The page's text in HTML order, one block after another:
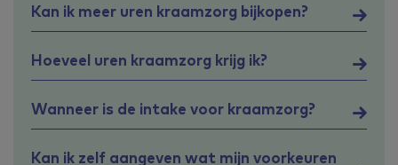
Kan ik meer uren kraamzorg bijkopen?
Hoeveel uren kraamzorg krijg ik?
Wanneer is de intake voor kraamzorg?
Kan ik zelf aangeven wat mijn voorkeuren